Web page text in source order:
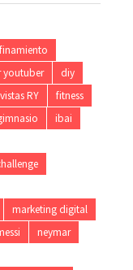
youtuber
diy
RY
fitness
ibai
marketing digital
neymar